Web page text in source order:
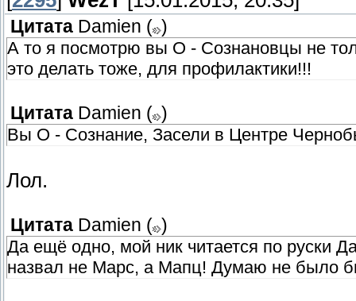
Цитата Damien ( )
А то я посмотрю вы О - Сознановцы не
это делать тоже, для профилактики!!!
Цитата Damien ( )
Вы О - Сознание, Засели в Центре
Лол.
Цитата Damien ( )
Да ещё одно, мой ник читается по руски
назвал не Марс, а Мапц! Думаю не было